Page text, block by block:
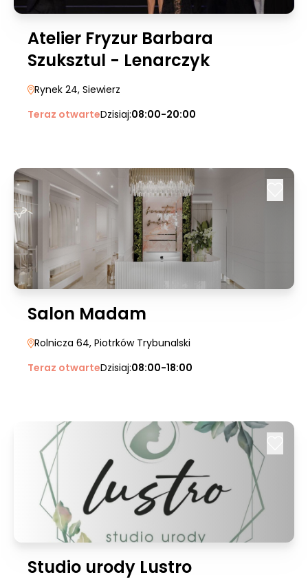
Atelier Fryzur Barbara
Szuksztul - Lenarczyk
Rynek 24, Siewierz
Teraz otwarteDzisiaj:08:00-20:00
Salon Madam
Rolnicza 64, Piotrków Trybunalski
Teraz otwarteDzisiaj:08:00-18:00
Studio urody Lustro